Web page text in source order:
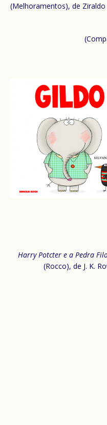
(Melhoramentos), de Ziraldo
Harry Potcter e a Pedra
(Rocco), de J. K.